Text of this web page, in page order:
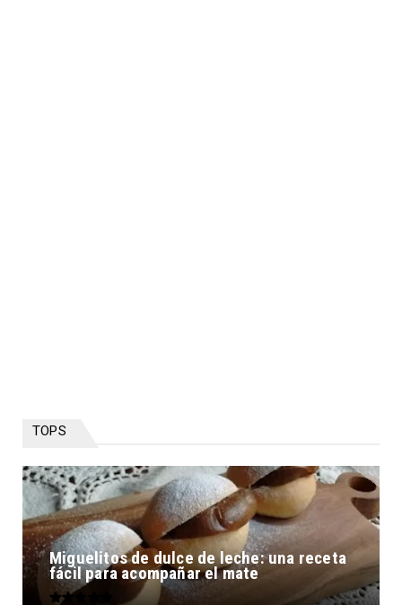
TOPS
Miguelitos de dulce de leche: una receta
fácil para acompañar el mate